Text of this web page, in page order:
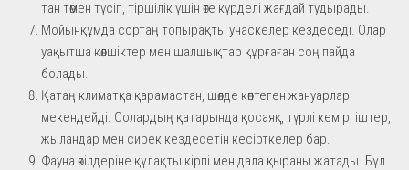
тан төмен түсіп, тіршілік үшін өте күрделі жағдай тудырады.
Мойынқұмда сортаң топырақты учаскелер кездеседі. Олар
уақытша көлшіктер мен шалшықтар құрғаған соң пайда
болады.
Қатаң климатқа қарамастан, шөлде көптеген жануарлар
мекендейді. Солардың қатарында қосаяқ, түрлі кеміргіштер,
жыландар мен сирек кездесетін кесірткелер бар.
Фауна өкілдеріне құлақты кірпі мен дала қыраны жатады. Бұл